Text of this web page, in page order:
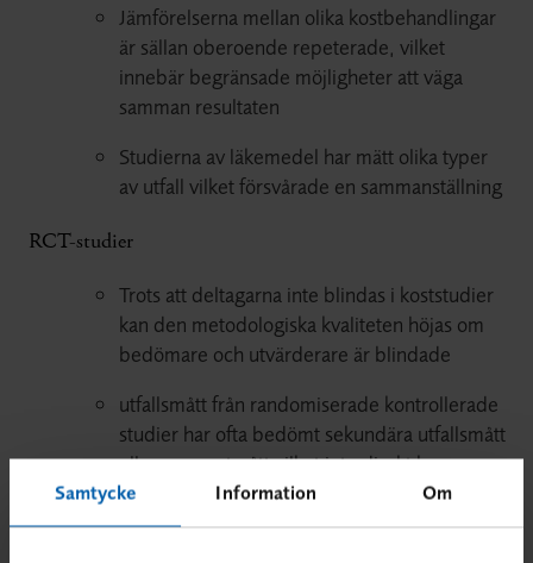
Samtycke Information Om
Jämförelserna mellan olika kostbehandlingar
är sällan oberoende repeterade, vilket
innebär begränsade möjligheter att väga
samman resultaten
Studierna av läkemedel har mätt olika typer
av utfall vilket försvårade en sammanställning
RCT-studier
Trots att deltagarna inte blindas i koststudier
kan den metodologiska kvaliteten höjas om
bedömare och utvärderare är blindade
utfallsmått från randomiserade kontrollerade
studier har ofta bedömt sekundära utfallsmått
eller surrogatmått vilket inte direkt kan
kopplas till de primära och patientnära
utfallen.